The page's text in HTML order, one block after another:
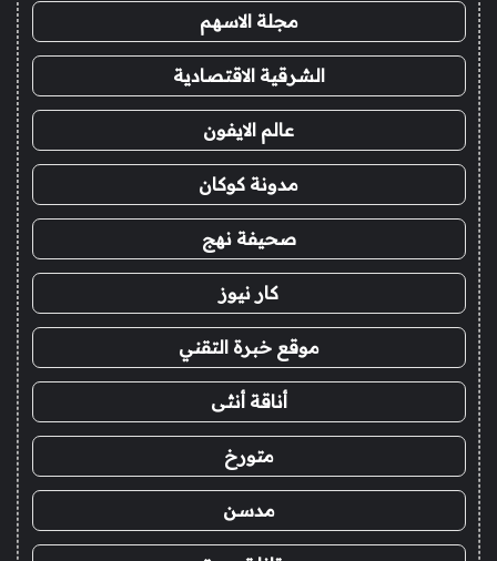
مجلة الاسهم
الشرقية الاقتصادية
عالم الايفون
مدونة كوكان
صحيفة نهج
كار نيوز
موقع خبرة التقني
أناقة أنثى
متورخ
مدسن